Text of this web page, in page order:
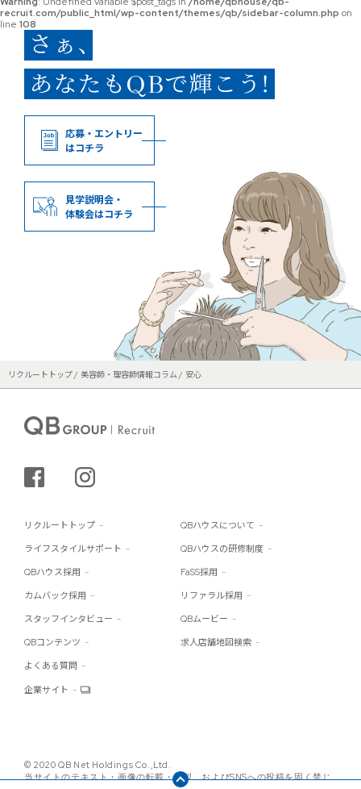
recruit.com/public_html/wp-content/themes/qb/sidebar-column.php on
line 108
応募・エントリー
はコチラ
見学説明会・
体験会はコチラ
リクルートトップ 美容師・理容師情報コラム 安心
シェアする
リクルートトップ QBハウスについて
ライフスタイルサポート QBハウスの研修制度
QBハウス採用 FaSS採用
カムバック採用 リファラル採用
スタッフインタビュー QBムービー
QBコンテンツ 求人店舗地図検索
よくある質問
企業サイト
© 2020 QB Net Holdings Co.,Ltd.
当サイトのテキスト・画像の転載・複製、およびSNSへの投稿を固く禁じ